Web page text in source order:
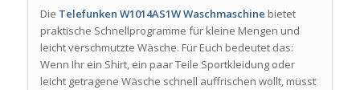
Die Telefunken W1014AS1W Waschmaschine bietet
praktische Schnellprogramme für kleine Mengen und
leicht verschmutzte Wäsche. Für Euch bedeutet das:
Wenn Ihr ein Shirt, ein paar Teile Sportkleidung oder
leicht getragene Wäsche schnell auffrischen wollt, müsst